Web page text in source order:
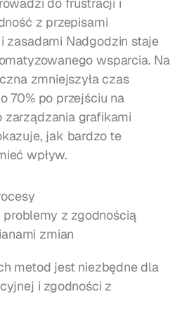
z przepisami
zasadami Nadgodzin staje
wsparcia. Na
zmniejszyła czas
70% po przejściu na
zarządzania grafikami
jak bardzo te
wpływ.
problemy z zgodnością
zmian
metod jest niezbędne dla
i zgodności z